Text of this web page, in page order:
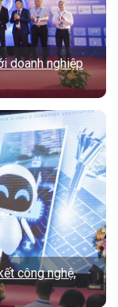
doanh nghiệp
công nghệ,